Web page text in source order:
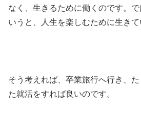
なく、生きるために働くのです。
いうと、人生を楽しむために生きて
そう考えれば、卒業旅行へ行き、
た就活をすれば良いのです。